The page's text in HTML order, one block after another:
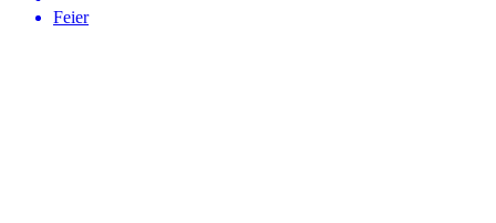
Feier